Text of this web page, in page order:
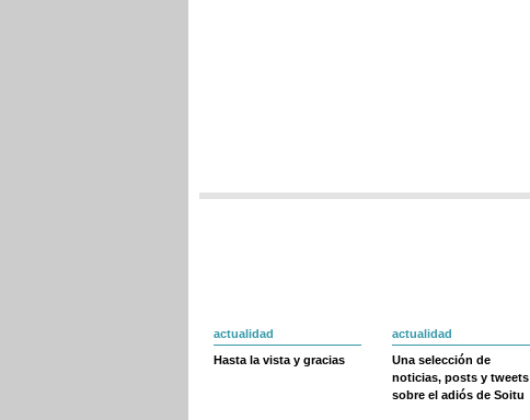
actualidad
Hasta la vista y gracias
actualidad
Una selección de
noticias, posts y tweets
sobre el adiós de Soitu